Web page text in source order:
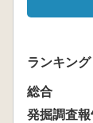
ランキング
総合
発掘調査